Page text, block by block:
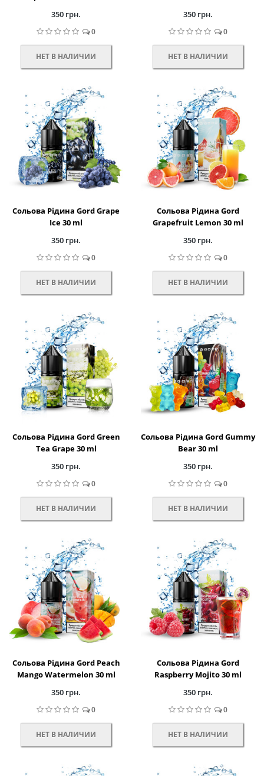
350 грн.
0
НЕТ В НАЛИЧИИ
350 грн.
0
НЕТ В НАЛИЧИИ
Сольова Рідина Gord Grape
Ice 30 ml
350 грн.
0
НЕТ В НАЛИЧИИ
Сольова Рідина Gord
Grapefruit Lemon 30 ml
350 грн.
0
НЕТ В НАЛИЧИИ
Сольова Рідина Gord Green
Tea Grape 30 ml
350 грн.
0
НЕТ В НАЛИЧИИ
Сольова Рідина Gord Gummy
Bear 30 ml
350 грн.
0
НЕТ В НАЛИЧИИ
Сольова Рідина Gord Peach
Mango Watermelon 30 ml
350 грн.
0
НЕТ В НАЛИЧИИ
Сольова Рідина Gord
Raspberry Mojito 30 ml
350 грн.
0
НЕТ В НАЛИЧИИ